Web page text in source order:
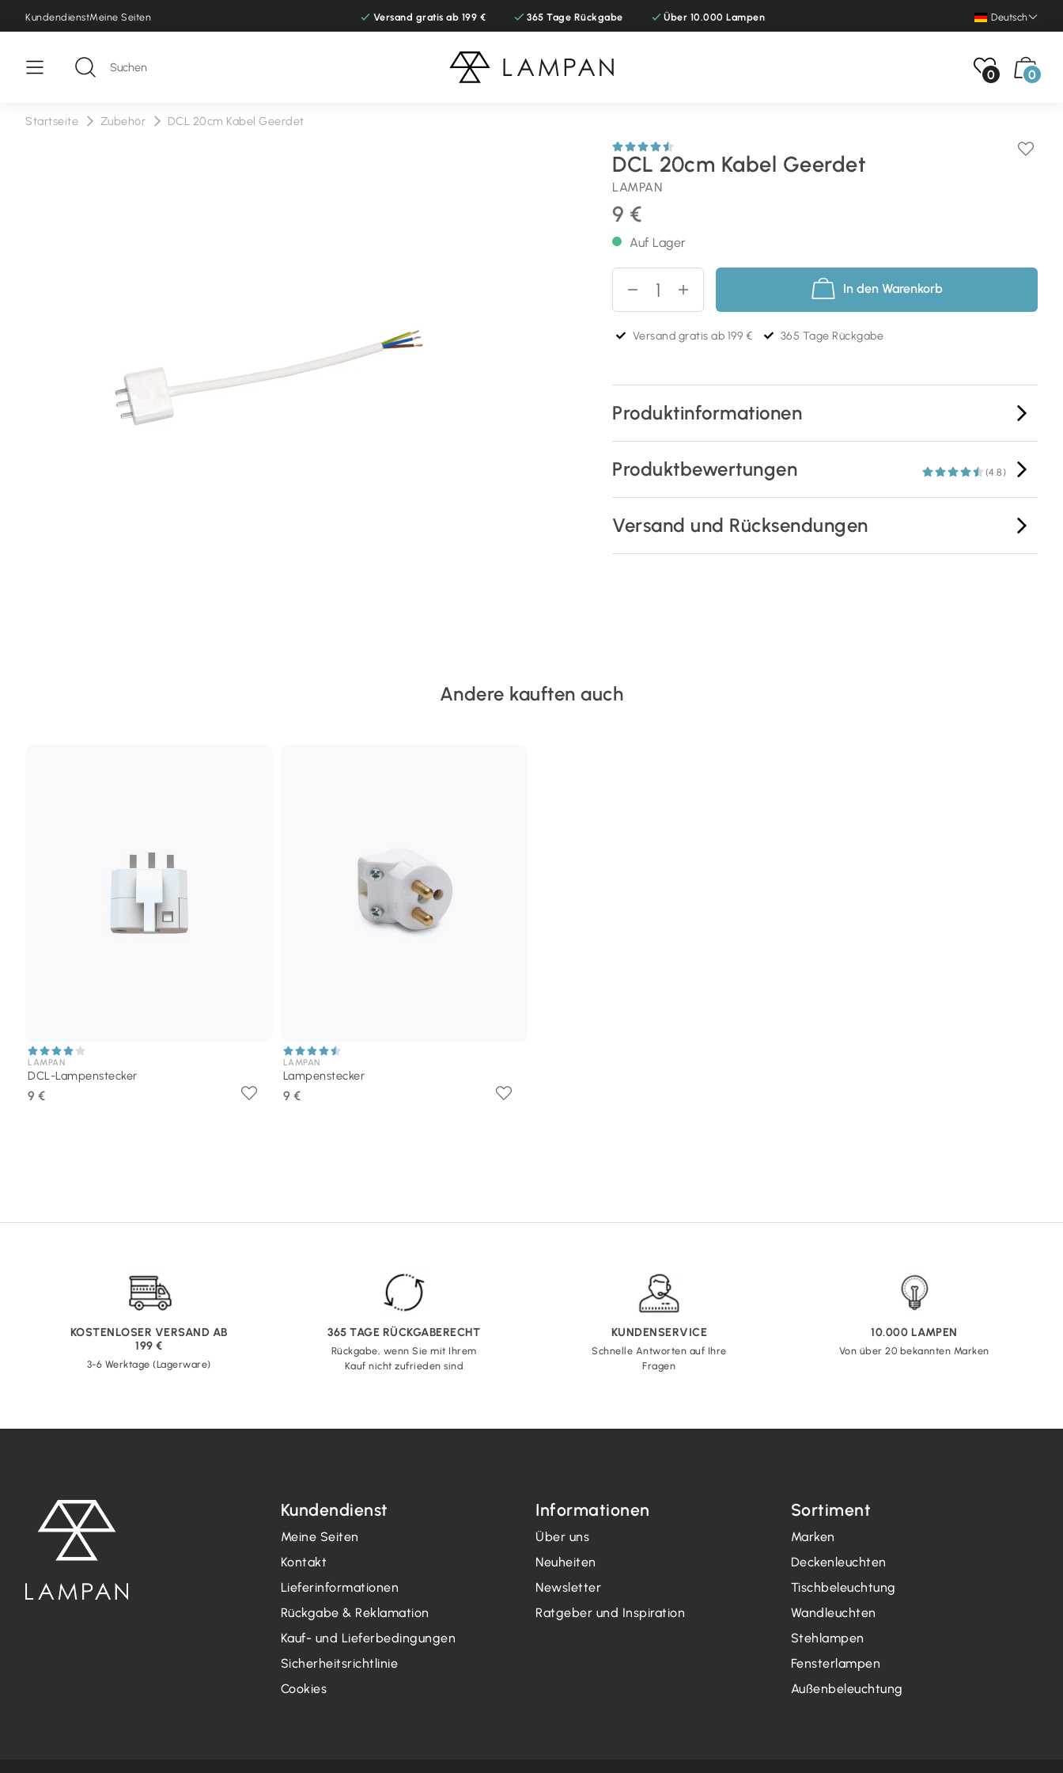
KundendienstMeine Seiten Versand gratis ab 199 € 365 Tage Rückgabe Über 10.000 Lampen Deutsch
0 0
Startseite Zubehör DCL 20cm Kabel Geerdet
DCL 20cm Kabel Geerdet
LAMPAN
9 €
Auf Lager
In den Warenkorb
Versand gratis ab 199 € 365 Tage Rückgabe
Produktinformationen
Produktbewertungen (4.8)
Versand und Rücksendungen
Andere kauften auch
LAMPAN
DCL-Lampenstecker
9 €
LAMPAN
Lampenstecker
9 €
KOSTENLOSER VERSAND AB
199 €
3-6 Werktage (Lagerware)
365 TAGE RÜCKGABERECHT
Rückgabe, wenn Sie mit Ihrem
Kauf nicht zufrieden sind
KUNDENSERVICE
Schnelle Antworten auf Ihre
Fragen
10.000 LAMPEN
Von über 20 bekannten Marken
Kundendienst
Meine Seiten
Kontakt
Lieferinformationen
Rückgabe & Reklamation
Kauf- und Lieferbedingungen
Sicherheitsrichtlinie
Cookies
Informationen
Über uns
Neuheiten
Newsletter
Ratgeber und Inspiration
Sortiment
Marken
Deckenleuchten
Tischbeleuchtung
Wandleuchten
Stehlampen
Fensterlampen
Außenbeleuchtung